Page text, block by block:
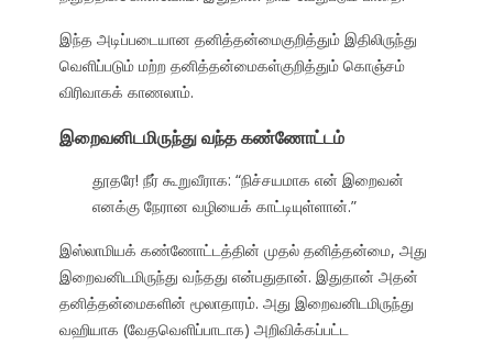
இந்த அடிப்படையான தனித்தன்மைகுறித்தும் இதிலிருந்து
வெளிப்படும் மற்ற தனித்தன்மைகள்குறித்தும் கொஞ்சம்
விரிவாகக் காணலாம்.
இறைவனிடமிருந்து வந்த கண்ணோட்டம்
தூதரே! நீர் கூறுவீராக: “நிச்சயமாக என் இறைவன்
எனக்கு நேரான வழியைக் காட்டியுள்ளான்.”
இஸ்லாமியக் கண்ணோட்டத்தின் முதல் தனித்தன்மை, அது
இறைவனிடமிருந்து வந்தது என்பதுதான். இதுதான் அதன்
தனித்தன்மைகளின் மூலாதாரம். அது இறைவனிடமிருந்து
வஹியாக (வேதவெளிப்பாடாக) அறிவிக்கப்பட்ட